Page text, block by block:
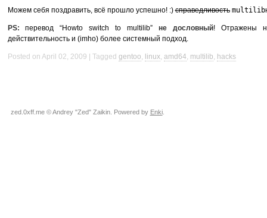
Можем себя поздравить, всё прошло успешно! :)справедливость multilib
PS: перевод “Howto switch to multilib”не дословный! Отражены
действительность и (imho) более системный подход.
Posted on April 02, 2009 Tagged gentoo, linux, amd64, multilib, hacks
zed.0xff.me © Andrey "Zed" Zaikin. Powered by Enki.